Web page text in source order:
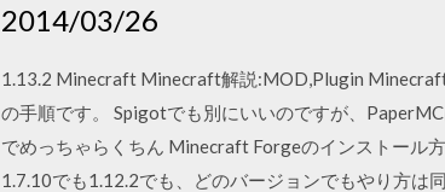
2014/03/26
1.13.2 Minecraft Minecraft解説:MOD,Plugin
の手順です。 Spigotでも別にいいのですが、
でめっちゃらくちん Minecraft Forgeのインストール
1.7.10でも1.12.2でも、どのバージョンでもやり方は